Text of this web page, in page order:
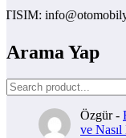
Arama Yap
Özgür-
ve